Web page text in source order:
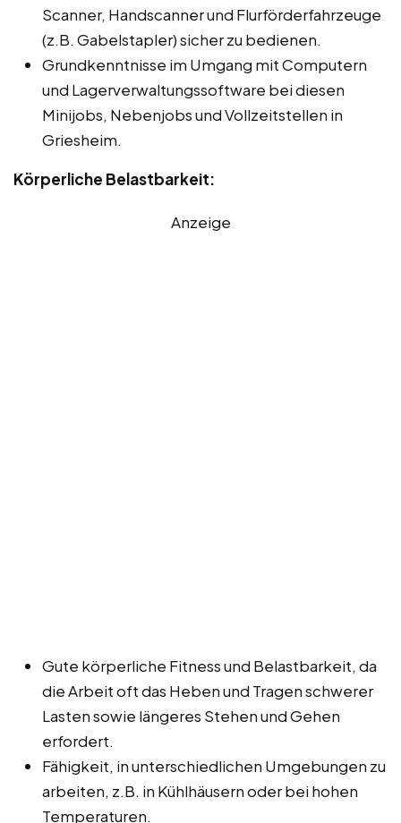
Scanner, Handscanner und Flurförderfahrzeuge
(z.B. Gabelstapler) sicher zu bedienen.
Grundkenntnisse im Umgang mit Computern
und Lagerverwaltungssoftware bei diesen
Minijobs, Nebenjobs und Vollzeitstellen in
Griesheim.
Körperliche Belastbarkeit:
Anzeige
Gute körperliche Fitness und Belastbarkeit, da
die Arbeit oft das Heben und Tragen schwerer
Lasten sowie längeres Stehen und Gehen
erfordert.
Fähigkeit, in unterschiedlichen Umgebungen zu
arbeiten, z.B. in Kühlhäusern oder bei hohen
Temperaturen.